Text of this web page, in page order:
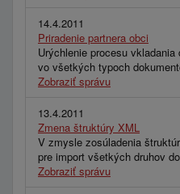
14.4.2011
Priradenie partnera obci
Urýchlenie procesu
vo všetkých typoch
Zobraziť správu
13.4.2011
Zmena štruktúry XML
V zmysle zosúladenia
pre import všetkých druhov
Zobraziť správu